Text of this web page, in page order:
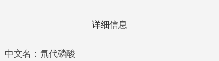
详细信息
中文名：氘代磷酸